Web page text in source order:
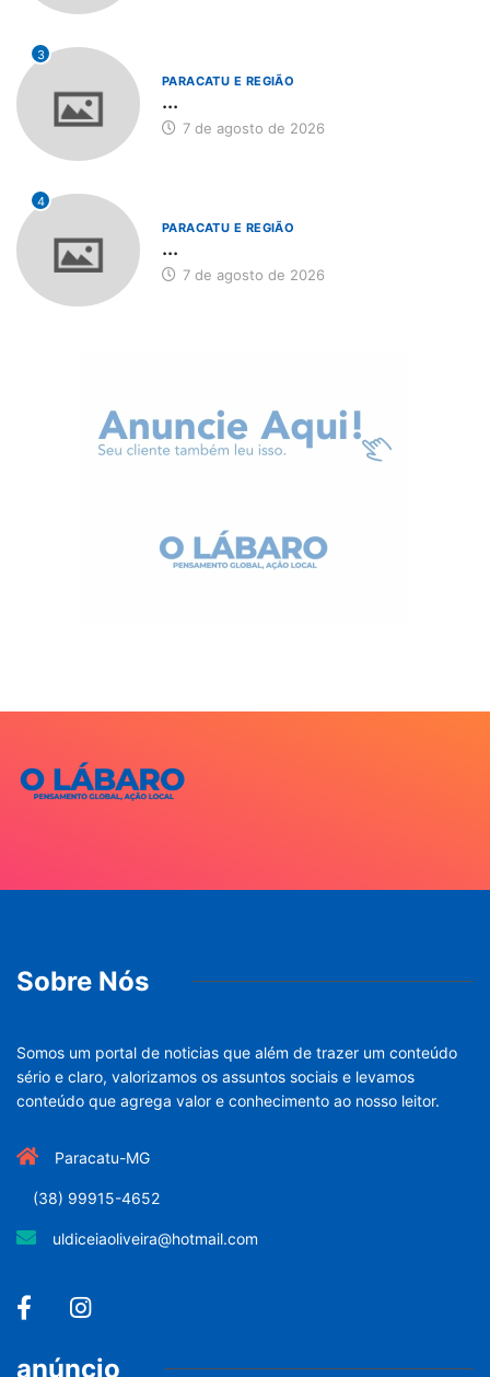
3
PARACATU E REGIÃO
...
7 de agosto de 2026
4
PARACATU E REGIÃO
...
7 de agosto de 2026
Sobre Nós
Somos um portal de noticias que além de trazer um conteúdo
sério e claro, valorizamos os assuntos sociais e levamos
conteúdo que agrega valor e conhecimento ao nosso leitor.
Paracatu-MG
(38) 99915-4652
uldiceiaoliveira@hotmail.com
anúncio